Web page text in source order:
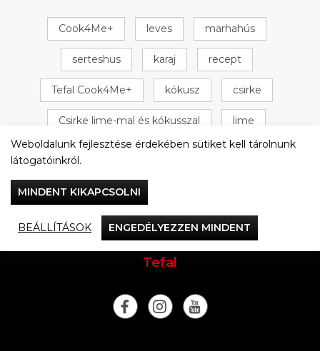
Cook4Me+ leves marhahús
serteshus karaj recept
Tefal Cook4Me+ kókusz csirke
Csirke lime-mal és kókusszal lime
+ 16 következő
Vacsorázzunk együtt
Tefal
Weboldalunk fejlesztése érdekében sütiket kell tárolnunk
látogatóinkról.
MINDENT KIKAPCSOLNI
BEÁLLÍTÁSOK ENGEDÉLYEZZEN MINDENT